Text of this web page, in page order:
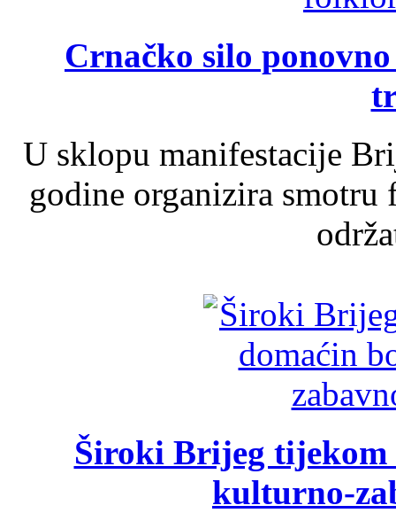
Crnačko silo
U sklopu manifestacije
godine organizira
Široki Brijeg tijekom
kulturno-